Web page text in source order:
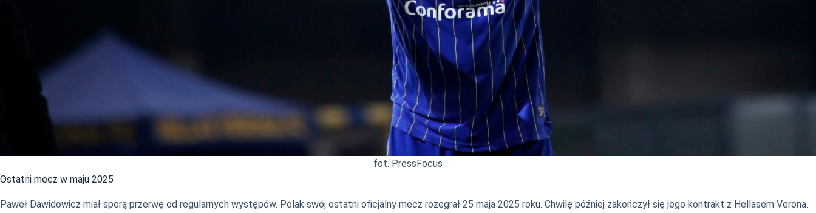
fot. PressFocus
Ostatni mecz w maju 2025
Paweł Dawidowicz miał sporą przerwę od regularnych występów. Polak swój ostatni oficjalny mecz rozegrał 25 maja 2025 roku. Chwilę później zakończył się jego kontrakt z Hellasem Verona.